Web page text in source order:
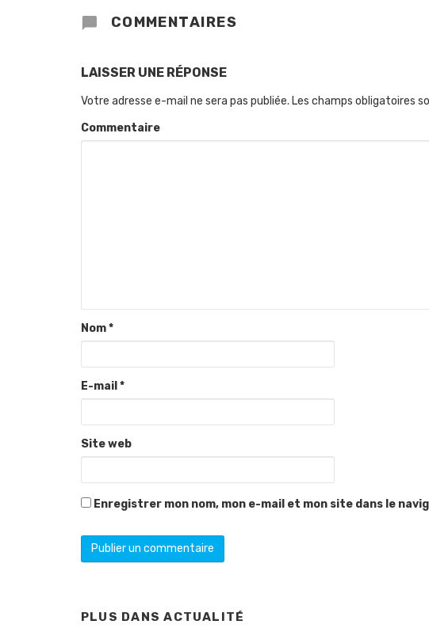
COMMENTAIRES
LAISSER UNE RÉPONSE
Votre adresse e-mail ne sera pas publiée. Les champs obligatoires
Commentaire
Nom*
E-mail *
Site web
Enregistrer mon nom, mon e-mail et mon site dans le
PLUS DANSACTUALITÉ